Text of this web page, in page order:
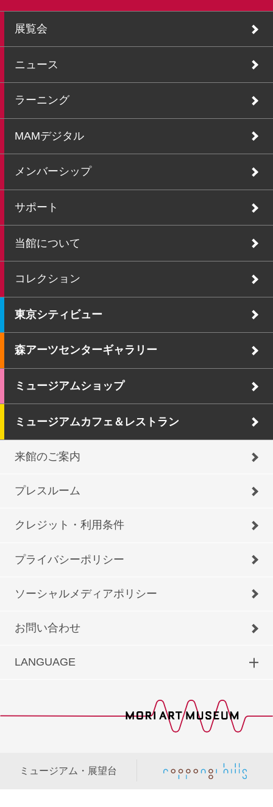
展覧会
ニュース
ラーニング
MAMデジタル
メンバーシップ
サポート
当館について
コレクション
東京シティビュー
森アーツセンターギャラリー
ミュージアムショップ
ミュージアムカフェ＆レストラン
来館のご案内
プレスルーム
クレジット・利用条件
プライバシーポリシー
ソーシャルメディアポリシー
お問い合わせ
LANGUAGE
ミュージアム・展望台